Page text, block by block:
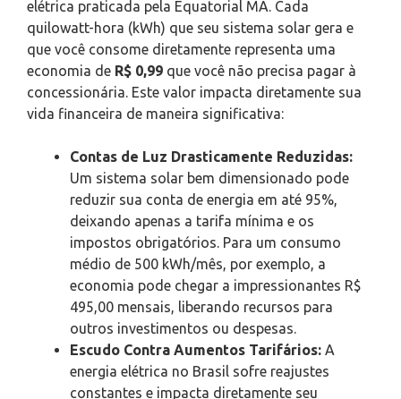
elétrica praticada pela Equatorial MA. Cada
quilowatt-hora (kWh) que seu sistema solar gera e
que você consome diretamente representa uma
economia de R$ 0,99 que você não precisa pagar à
concessionária. Este valor impacta diretamente sua
vida financeira de maneira significativa:
Contas de Luz Drasticamente Reduzidas:
Um sistema solar bem dimensionado pode
reduzir sua conta de energia em até 95%,
deixando apenas a tarifa mínima e os
impostos obrigatórios. Para um consumo
médio de 500 kWh/mês, por exemplo, a
economia pode chegar a impressionantes R$
495,00 mensais, liberando recursos para
outros investimentos ou despesas.
Escudo Contra Aumentos Tarifários: A
energia elétrica no Brasil sofre reajustes
constantes e impacta diretamente seu